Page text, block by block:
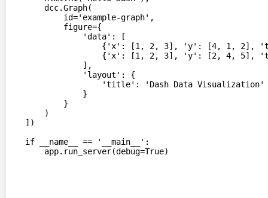
    dcc.Graph(
        id='example-graph',
        figure={
            'data': [
{'x': [1, 2, 3], 'y': [4, 1, 2],
{'x': [1, 2, 3], 'y': [2, 4, 5],
            ],
            'layout': {
                'title': 'Dash Data Visualization'
            }
        }
    )
])
if __name__ == '__main__':